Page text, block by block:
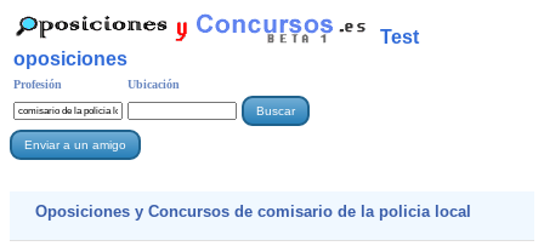
Test
oposiciones
Profesión Ubicación
Oposiciones y Concursos de comisario de la policia local